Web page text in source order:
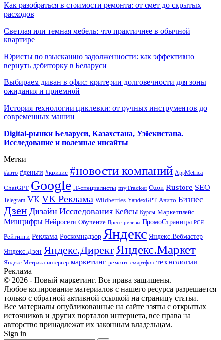
Как разобраться в стоимости ремонта: от смет до скрытых
расходов
Светлая или темная мебель: что практичнее в обычной
квартире
Юристы по взысканию задолженности: как эффективно
вернуть дебиторку в Беларуси
Выбираем диван в офис: критерии долговечности для зоны
ожидания и приемной
История технологии циклевки: от ручных инструментов до
современных машин
Digital-рынки Беларуси, Казахстана, Узбекистана.
Исследование и полезные инсайты
Метки
#авто #деньги #кризис #новости компаний AppMetrica
ChatGPT Google IT-специалисты myTracker Ozon Rustore SEO
Telegram VK VK Реклама Wildberries YandexGPT Авито Бизнес
Дзен Дизайн Исследования Кейсы Курсы Маркетплейс
Минцифры Нейросети Обучение Пресс-релизы ПромоСтраницы РСЯ
Рейтинги Реклама Роскомнадзор Яндекс Яндекс.Вебмастер
Яндекс.Дзен Яндекс.ДиректЯндекс.Маркет
Яндекс.Метрика интерьер маркетинг ремонт смартфон технологии
Реклама
© 2026 - Новый маркетинг. Все права защищены.
Любое копирование материалов с нашего ресурса разрешается
только с обратной активной ссылкой на страницу статьи.
Все материалы опубликованные на сайте взяты с открытых
источников и других порталов интернета, все права на
авторство принадлежат их законным владельцам.
Sign in